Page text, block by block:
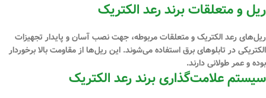
ریل و متعلقات برند رعد الکتریک
ریل‌های رعد الکتریک و متعلقات مربوطه، جهت نصب آسان و پایدار تجهیزات
الکتریکی در تابلوهای برق استفاده می‌شوند. این ریل‌ها از مقاومت بالا برخوردار
بوده و عمر طولانی دارند.
سیستم علامت‌گذاری برند رعد الکتریک